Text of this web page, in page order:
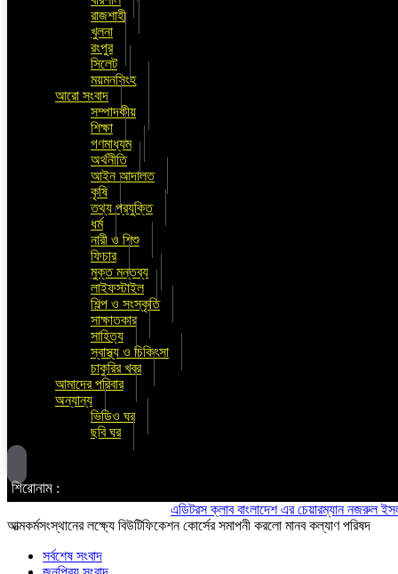
রাজশাহী
খুলনা
রংপুর
সিলেট
ময়মনসিংহ
আরো সংবাদ
সম্পাদকীয়
শিক্ষা
গণমাধ্যম
অর্থনীতি
আইন আদালত
কৃষি
তথ্য প্রযুক্তি
ধর্ম
নারী ও শিশু
ফিচার
মুক্ত মন্তব্য
লাইফস্টাইল
শিল্প ও সংস্কৃতি
সাক্ষাতকার
সাহিত্য
স্বাস্থ্য ও চিকিৎসা
চাকুরির খবর
আমাদের পরিবার
অন্যান্য
ভিডিও ঘর
ছবি ঘর
শিরোনাম :
এডিটরস ক্লাব বাংলাদেশ এর চেয়ারম্যান নজরুল ইসলাম
আত্মকর্মসংস্থানের লক্ষ্যে বিউটিফিকেশন কোর্সের সমাপনী করলো মানব কল্যাণ পরিষদ
সর্বশেষ সংবাদ